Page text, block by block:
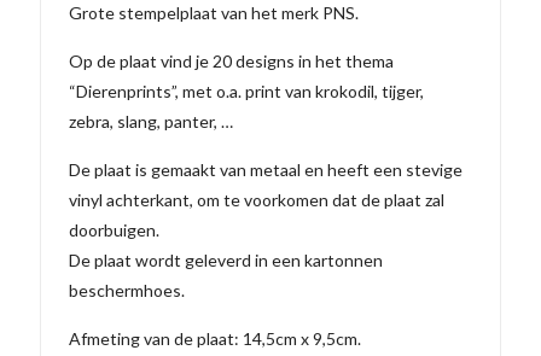
Grote stempelplaat van het merk PNS.
Op de plaat vind je 20 designs in het thema
“Dierenprints”, met o.a. print van krokodil, tijger,
zebra, slang, panter, …
De plaat is gemaakt van metaal en heeft een stevige
vinyl achterkant, om te voorkomen dat de plaat zal
doorbuigen.
De plaat wordt geleverd in een kartonnen
beschermhoes.
Afmeting van de plaat: 14,5cm x 9,5cm.